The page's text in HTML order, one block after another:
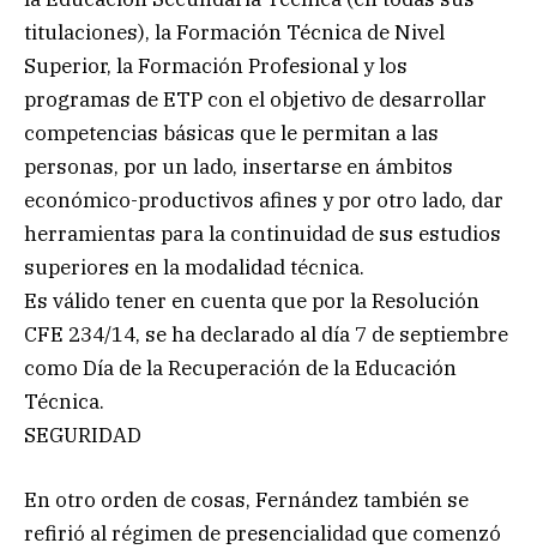
titulaciones), la Formación Técnica de Nivel
Superior, la Formación Profesional y los
programas de ETP con el objetivo de desarrollar
competencias básicas que le permitan a las
personas, por un lado, insertarse en ámbitos
económico-productivos afines y por otro lado, dar
herramientas para la continuidad de sus estudios
superiores en la modalidad técnica.
Es válido tener en cuenta que por la Resolución
CFE 234/14, se ha declarado al día 7 de septiembre
como Día de la Recuperación de la Educación
Técnica.
SEGURIDAD
En otro orden de cosas, Fernández también se
refirió al régimen de presencialidad que comenzó